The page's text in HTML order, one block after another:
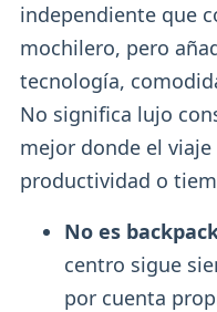
independiente que
mochilero, pero
tecnología,
No significa lujo
mejor donde el
productividad o
No es
centro sigue
por cuenta